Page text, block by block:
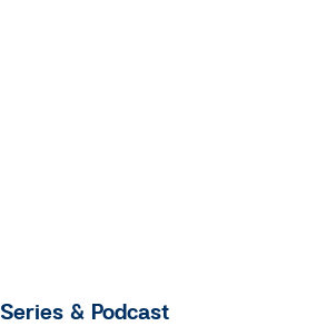
Series & Podcast